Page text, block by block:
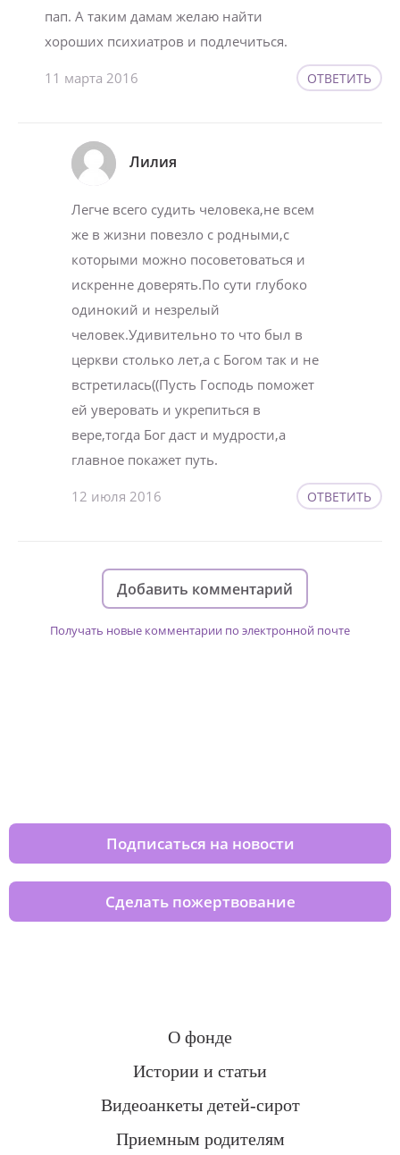
пап. А таким дамам желаю найти
хороших психиатров и подлечиться.
11 марта 2016 ОТВЕТИТЬ
Лилия
Легче всего судить человека,не всем
же в жизни повезло с родными,с
которыми можно посоветоваться и
искренне доверять.По сути глубоко
одинокий и незрелый
человек.Удивительно то что был в
церкви столько лет,а с Богом так и не
встретилась((Пусть Господь поможет
ей уверовать и укрепиться в
вере,тогда Бог даст и мудрости,а
главное покажет путь.
12 июля 2016 ОТВЕТИТЬ
Добавить комментарий
Получать новые комментарии по электронной почте
Подписаться на новости
Сделать пожертвование
О фонде
Истории и статьи
Видеоанкеты детей-сирот
Приемным родителям